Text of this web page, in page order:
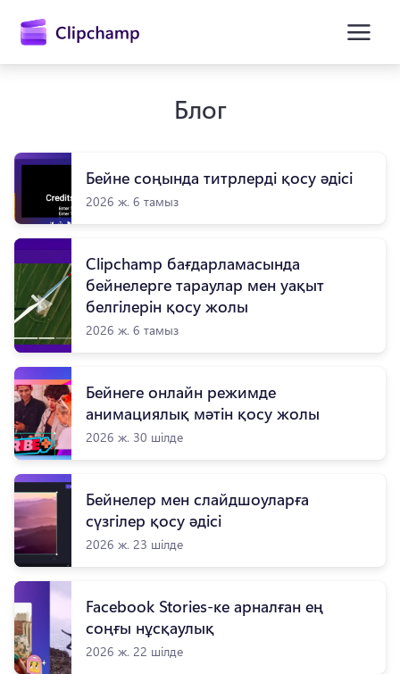
Жүйеге кіру
Тегін қолданып көру
Блог
Бейне соңында титрлерді қосу әдісі
2026 ж. 6 тамыз
Clipchamp бағдарламасында
бейнелерге тараулар мен уақыт
белгілерін қосу жолы
2026 ж. 6 тамыз
Бейнеге онлайн режимде
анимациялық мәтін қосу жолы
2026 ж. 30 шілде
Бейнелер мен слайдшоуларға
сүзгілер қосу әдісі
2026 ж. 23 шілде
Facebook Stories-ке арналған ең
соңғы нұсқаулық
2026 ж. 22 шілде